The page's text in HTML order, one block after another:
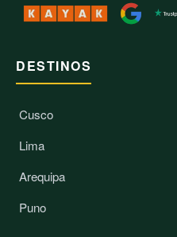
DESTINOS
Cusco
Lima
Arequipa
Puno